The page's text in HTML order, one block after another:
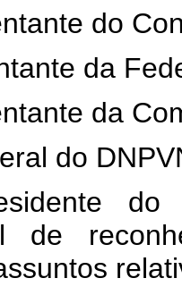
do
da
da
do
do
de